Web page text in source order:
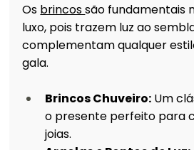
Os brincos são fundamentais
luxo, pois trazem luz ao
complementam qualquer
gala.
Brincos Chuveiro: Um
o presente perfeito para
joias.